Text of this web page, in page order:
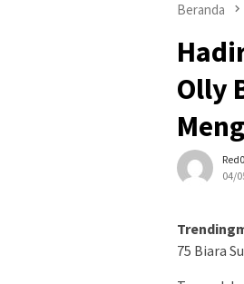
Beranda
Olly
04/
75 Biara